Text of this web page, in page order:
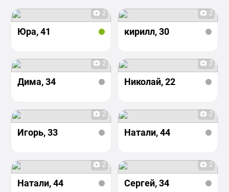
2
Юра, 41
2
кирилл, 30
2
Дима, 34
2
Николай, 22
2
Игорь, 33
2
Натали, 44
2
Натали, 44
2
Сергей, 34